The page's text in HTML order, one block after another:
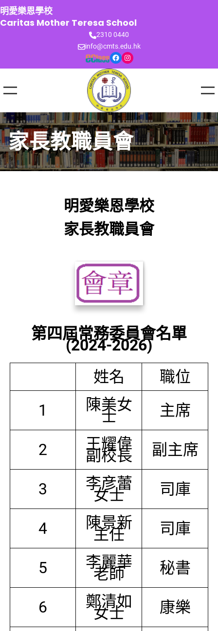
跳
至
主
明愛樂恩學校
Caritas Mother Teresa School
2310 0440
info@cmts.edu.hk
Facebook Instagram
家長教職員會
明愛樂恩學校
家長教職員會
第四屆常務委員會名單
(2024-2026)
姓名
職位
1
陳美女
士 主席
2 王耀偉
副校長 副主席
3 李彦蕾
女士 司庫
4 陳景新
主任 司庫
5 李麗華
老師 秘書
6 鄭清如
女士 康樂